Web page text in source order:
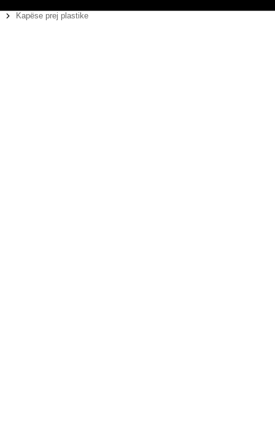
You are here:
Kapëse prej plastike